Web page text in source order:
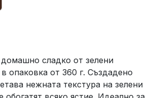
сладко от зелени
опаковка от 360 г. Създадено
нежната текстура на зелени